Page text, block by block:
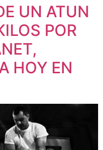
UN ATUN
POR
HOY EN